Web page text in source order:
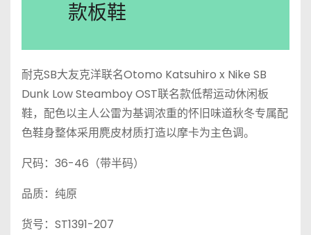
款板鞋
耐克SB大友克洋联名Otomo Katsuhiro x Nike SB
Dunk Low Steamboy OST联名款低帮运动休闲板
鞋，配色以主人公雷为基调浓重的怀旧味道秋冬专属配
色鞋身整体采用麂皮材质打造以摩卡为主色调。
尺码：36-46（带半码）
品质：纯原
货号：ST1391-207